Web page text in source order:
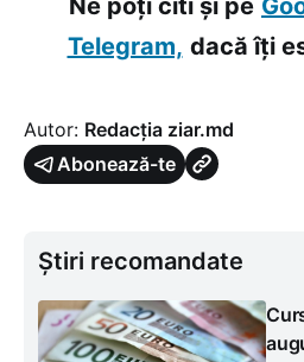
Ne poți citi și pe
Telegram, dacă îți
Autor: Redacția ziar.md
Abonează-te
Știri recomandate